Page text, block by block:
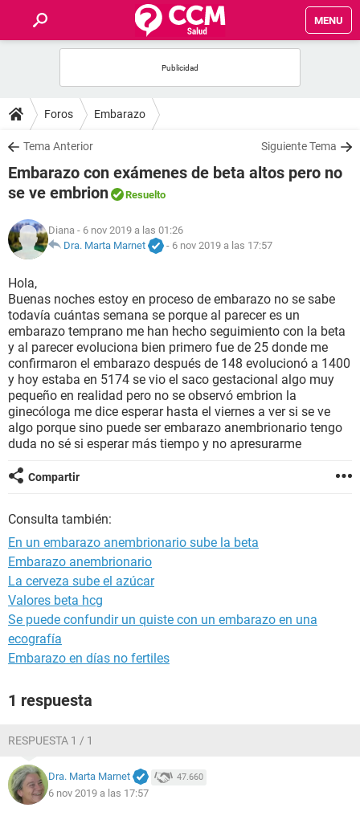
MENU
FOROS
SALUD
NUTRICIÓN
SEXUALIDAD
GLOSARIO
Foros Embarazo
Tema Anterior Siguiente Tema
Embarazo con exámenes de beta altos pero no
se ve embrion
Resuelto
Diana - 6 nov 2019 a las 01:26
Dra. Marta Marnet
- 6 nov 2019 a las 17:57
Hola,
Buenas noches estoy en proceso de embarazo no se sabe
todavía cuántas semana se porque al parecer es un
embarazo temprano me han hecho seguimiento con la beta
y al parecer evoluciona bien primero fue de 25 donde me
confirmaron el embarazo después de 148 evolucionó a 1400
y hoy estaba en 5174 se vio el saco gestacional algo muy
pequeño en realidad pero no se observó embrion la
ginecóloga me dice esperar hasta el viernes a ver si se ve
algo porque sino puede ser embarazo anembrionario tengo
duda no sé si esperar más tiempo y no apresurarme
Compartir
Consulta también:
En un embarazo anembrionario sube la beta
Embarazo anembrionario
La cerveza sube el azúcar
Valores beta hcg
Se puede confundir un quiste con un embarazo en una
ecografía
Embarazo en días no fertiles
1 respuesta
RESPUESTA 1 / 1
Dra. Marta Marnet 47.660
6 nov 2019 a las 17:57